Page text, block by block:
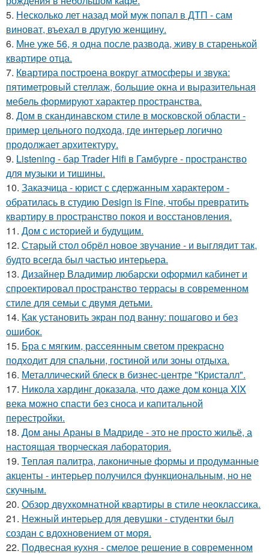
5. Несколько лет назад мой муж попал в ДТП - сам
виноват, въехал в другую женщину.
6. Мне уже 56, я одна после развода, живу в старенькой
квартире отца.
7. Квартира построена вокруг атмосферы и звука:
пятиметровый стеллаж, большие окна и выразительная
мебель формируют характер пространства.
8. Дом в скандинавском стиле в московской области -
пример цельного подхода, где интерьер логично
продолжает архитектуру.
9. Listening - бар Trader Hifi в Гамбурге - пространство
для музыки и тишины.
10. Заказчица - юрист с сдержанным характером -
обратилась в студию Design is Fine, чтобы превратить
квартиру в пространство покоя и восстановления.
11. Дом с историей и будущим.
12. Старый стол обрёл новое звучание - и выглядит так,
будто всегда был частью интерьера.
13. Дизайнер Владимир любарски оформил кабинет и
спроектировал пространство террасы в современном
стиле для семьи с двумя детьми.
14. Как установить экран под ванну: пошагово и без
ошибок.
15. Бра с мягким, рассеянным светом прекрасно
подходит для спальни, гостиной или зоны отдыха.
16. Металлический блеск в бизнес-центре "Кристалл".
17. Никола хардинг доказала, что даже дом конца XIX
века можно спасти без сноса и капитальной
перестройки.
18. Дом аны Араны в Мадриде - это не просто жильё, а
настоящая творческая лаборатория.
19. Теплая палитра, лаконичные формы и продуманные
акценты - интерьер получился функциональным, но не
скучным.
20. Обзор двухкомнатной квартиры в стиле неоклассика.
21. Нежный интерьер для девушки - студентки был
создан с вдохновением от моря.
22. Подвесная кухня - смелое решение в современном